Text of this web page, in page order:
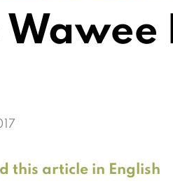
this article in English